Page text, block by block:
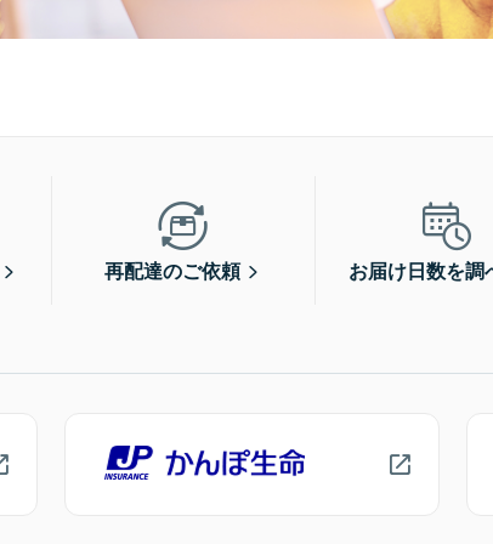
再配達のご依頼 お届け日数を調